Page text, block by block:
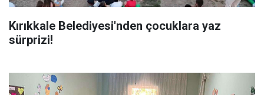
Kırıkkale Belediyesi'nden çocuklara yaz
sürprizi!